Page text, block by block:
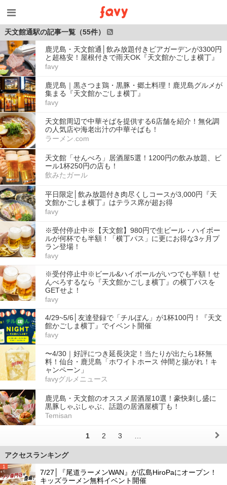
天文館通駅の記事一覧（55件）
鹿児島・天文館通│飲み放題付きビアガーデンが3300円
と超格安！屋根付きで雨天OK『天文館かごしま横丁』
favy
鹿児島｜黒さつま鶏・黒豚・郷土料理！鹿児島グルメが
集まる『天文館かごしま横丁』
favy
天文館周辺で中華そばを提供する6店舗を紹介！無化調
の人気店や海老出汁の中華そばも！
ラーメン.com
天文館「せんべろ」居酒屋5選！1200円の飲み放題、ビ
ール1杯250円の店も！
飲みたガール
平日限定│飲み放題付き肉尽くしコースが3,000円『天
文館かごしま横丁』はテラス席が超お得
favy
※受付停止中※【天文館】980円で生ビール・ハイボー
ルが何杯でも半額！「横丁パス」に更にお得な3ヶ月プ
ラン登場！
favy
※受付停止中※ビール&ハイボールがいつでも半額！せ
んべろするなら『天文館かごしま横丁』の横丁パスを
GETせよ！
favy
4/29~5/6│友達登録で「チルぽん」が1杯100円！『天文
館かごしま横丁』でイベント開催
favy
〜4/30｜好評につき延長決定！当たりが出たら1杯無
料！仙台・鹿児島「ホワイトホース 仲間と揚がれ！キ
ャンペーン」
favyグルメニュース
鹿児島・天文館のオススメ居酒屋10選！豪快刺し盛に
黒豚しゃぶしゃぶ、話題の居酒屋横丁も！
Temisan
1 2 3
アクセスランキング
1
7/27│『尾道ラーメンWAN』が広島HiroPaにオープン！
キッズラーメン無料イベント開催